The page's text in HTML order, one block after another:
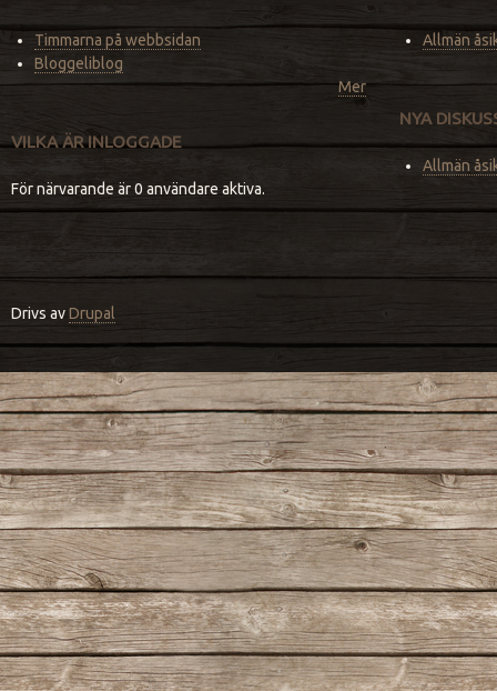
Timmarna på webbsidan
Bloggeliblog
Mer
VILKA ÄR INLOGGADE
För närvarande är 0 användare aktiva.
Allmän
NYA
Allmän
Drivs avDrupal